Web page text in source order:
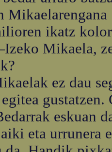
ikatz
Mikaela,
ez dau
gustatzen.
eskuan
eta urrunera